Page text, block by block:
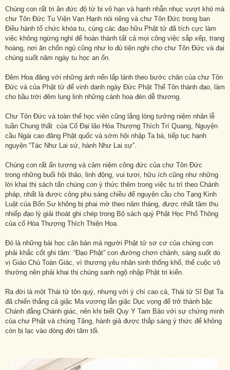
Chúng con rất tri ân đức độ từ bi vô hạn và hạnh nhẫn nhục vượt khó mà
chư Tôn Đức Tu Viện Vạn Hạnh nói riêng và chư Tôn Đức trong ban
Điều hành tổ chức khóa tu, cùng các đạo hữu Phật tử đã tích cực làm
việc không ngừng nghỉ để hoàn thành tất cả mọi công việc sắp xếp, trang
hoàng, nơi ăn chốn ngủ cũng như lo đủ tiện nghi cho chư Tôn Đức và đại
chúng suốt năm ngày tu học an ổn.
Đêm Hoa đăng với những ánh nến lấp lánh theo bước chân của chư Tôn
Đức và của Phật tử để vinh danh ngày Đức Phật Thế Tôn thành đạo, làm
cho bầu trời đêm lung linh những cánh hoa đèn dễ thương.
Chư Tôn Đức và toàn thể học viên cũng lắng lòng tưởng niệm nhân lễ
tuần Chung thất của Cố Đại lão Hòa Thượng Thích Trí Quang, Nguyện
cầu Ngài cao đăng Phật quốc và sớm hội nhập Ta bà, tiếp tục hạnh
nguyện “Tác Như Lai sứ, hành Như Lai sự”.
Chúng con rất ấn tượng và cảm niệm công đức của chư Tôn Đức
trong những buổi hội thảo, linh động, vui tươi, hữu ích cũng như những
lời khai thị sách tấn chúng con ý thức thêm trong việc tu trì theo Chánh
pháp, nhất là được công phu sáng chiều để nguyện cầu cho Tạng Kinh
Luật của Bổn Sư không bị phai mờ theo năm tháng, được nhất tâm thu
nhiếp đạo lý giải thoát ghi chép trong Bộ sách quý Phật Học Phổ Thông
của cố Hòa Thượng Thích Thiện Hoa.
Đó là những bài học căn bản mà người Phật tử sơ cơ của chúng con
phải khắc cốt ghi tâm: “Đạo Phật” con đường chơn chánh, sáng suốt do
vị Giáo Chủ Toàn Giác, vì thương yêu nhân sinh thống khổ, thế cuộc vô
thường nên phải khai thị chúng sanh ngộ nhập Phật tri kiến.
Ra đời là một Thái tử tôn quý, nhưng với ý chí cao cả, Thái tử Sĩ Đạt Ta
đã chiến thắng cả giặc Ma vương lẫn giặc Dục vọng để trở thành bậc
Chánh đẳng Chánh giác, nên khi biết Quy Y Tam Bảo với sự chứng minh
của chư Phật và chúng Tăng, hành giả được thắp sáng ý thức để không
còn bị lạc vào dòng đời tăm tối.